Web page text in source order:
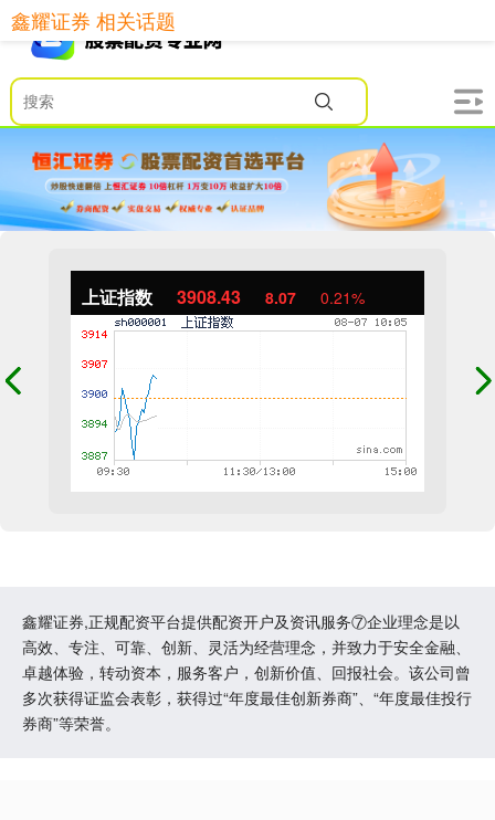
上证指数 3908.43 8.07 0.21%
鑫耀证券,正规配资平台提供配资开户及资讯服务⑦企业理念是以
高效、专注、可靠、创新、灵活为经营理念，并致力于安全金融、
卓越体验，转动资本，服务客户，创新价值、回报社会。该公司曾
多次获得证监会表彰，获得过“年度最佳创新券商”、“年度最佳投行
券商”等荣誉。
鑫耀证券 相关话题